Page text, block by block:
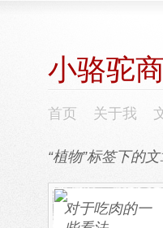
小骆驼
首页 关于我
“植物”标签下的文
对于吃肉的一